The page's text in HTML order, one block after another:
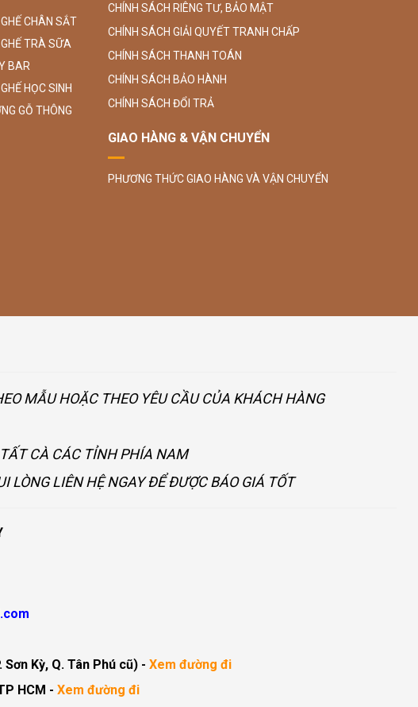
CHÂN SẮT
TRÀ SỮA
BAR
HỌC SINH
GỖ THÔNG
CHÍNH SÁCH RIÊNG TƯ, BẢO MẬT
CHÍNH SÁCH GIẢI QUYẾT TRANH CHẤP
CHÍNH SÁCH THANH TOÁN
CHÍNH SÁCH BẢO HÀNH
CHÍNH SÁCH ĐỔI TRẢ
GIAO HÀNG & VẬN CHUYỂN
PHƯƠNG THỨC GIAO HÀNG VÀ VẬN CHUYỂN
MẪU HOẶC THEO YÊU CẦU CỦA KHÁCH HÀNG
CÀ CÁC TỈNH PHÍA NAM
LÒNG LIÊN HỆ NGAY ĐỂ ĐƯỢC BÁO GIÁ TỐT
Kỳ, Q. Tân Phú cũ) - Xem đường đi
HCM - Xem đường đi